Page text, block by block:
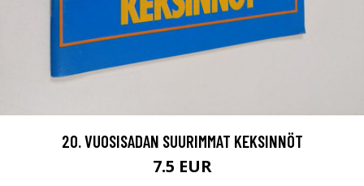
20. VUOSISADAN SUURIMMAT KEKSINNÖT
7.5 EUR